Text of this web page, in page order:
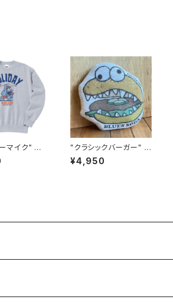
マイク" ス
"クラシックバーガー" ピ
ロードール 日本製 #B
S813010
¥4,950